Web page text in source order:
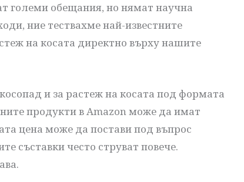
големи обещания, но нямат научна
ние тествахме най-известните
на косата директно върху нашите
и за растеж на косата под формата
продукти в Amazon може да имат
цена може да постави под въпрос
съставки често струват повече.